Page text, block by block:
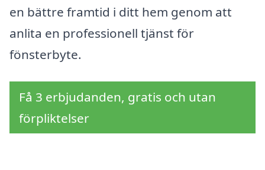
en bättre framtid i ditt hem genom att
anlita en professionell tjänst för
fönsterbyte.
Få 3 erbjudanden, gratis och utan
förpliktelser